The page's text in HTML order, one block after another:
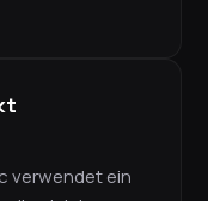
verwendet ein